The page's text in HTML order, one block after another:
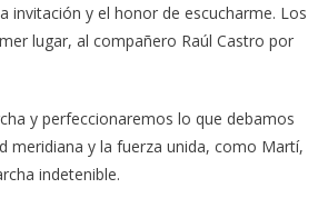
invitación y el honor de escucharme. Los
lugar, al compañero Raúl Castro por
y perfeccionaremos lo que debamos
meridiana y la fuerza unida, como Martí,
indetenible.